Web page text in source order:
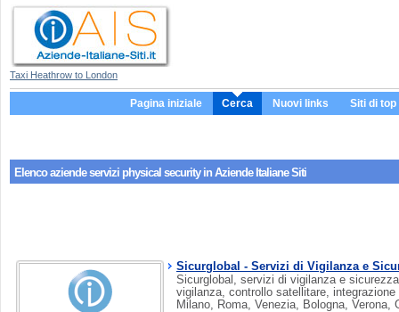
Taxi Heathrow to London
Pagina iniziale Cerca Nuovi links Siti di top
Elenco aziende servizi physical securityin Aziende Italiane Siti
Sicurglobal - Servizi di Vigilanza e
Sicurglobal, servizi di vigilanza e
vigilanza, controllo satellitare,
Milano, Roma, Venezia, Bologna, Verona,